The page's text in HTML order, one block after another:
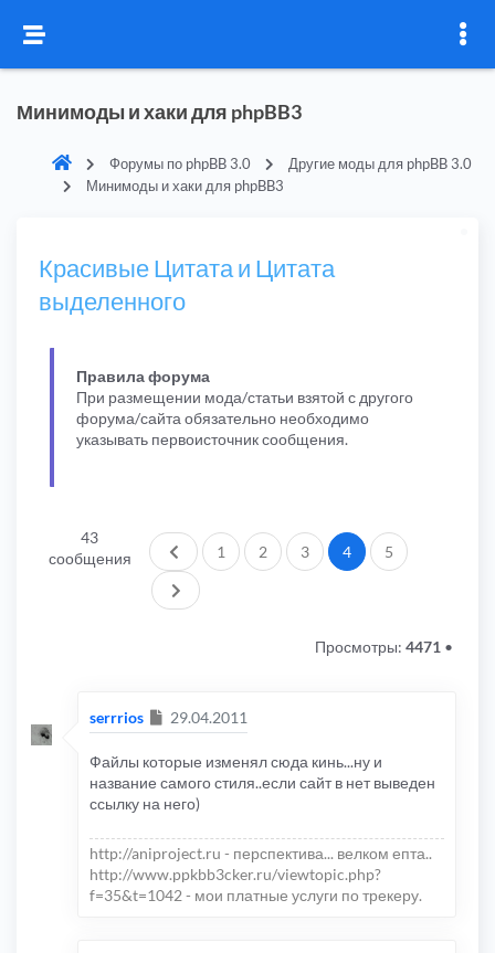
Минимоды и хаки для phpBB3
Форумы по phpBB 3.0
Другие моды для phpBB 3.0
Минимоды и хаки для phpBB3
Красивые Цитата и Цитата
выделенного
Правила форума
При размещении мода/статьи взятой с другого
форума/сайта обязательно необходимо
указывать первоисточник сообщения.
43
сообщения
Пред.
1 2 3 4
5
След.
Просмотры: 4471 •
serrrios Сообщение
29.04.2011
Файлы которые изменял сюда кинь...ну и
название самого стиля..если сайт в нет выведен
ссылку на него)
http://aniproject.ru - перспектива... велком епта..
http://www.ppkbb3cker.ru/viewtopic.php?
f=35&t=1042 - мои платные услуги по трекеру.